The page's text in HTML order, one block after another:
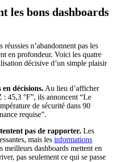
les bons dashboards
n’abandonnent pas les
en profondeur. Voici les quatre
décisive d’un simple plaisir
décisions. Au lieu d’afficher
45,3 °F”, ils annoncent “Le
de sécurité dans 90
requise”.
pas de rapporter. Les
mais les informations
meilleurs dashboards mettent en
pas seulement ce qui se passe